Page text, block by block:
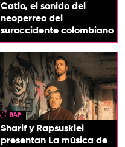
Catlo, el sonido del
neoperreo del
suroccidente colombiano
RAP
Sharif y Rapsusklei
presentan La música de